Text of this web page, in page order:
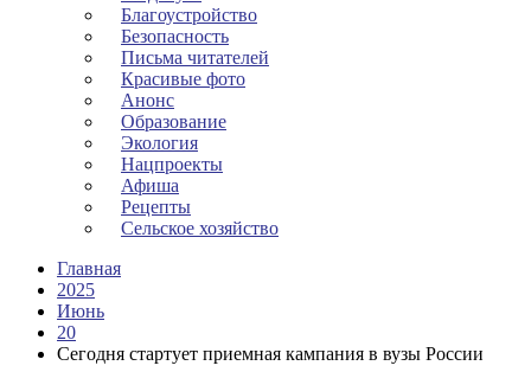
Благоустройство
Безопасность
Письма читателей
Красивые фото
Анонс
Образование
Экология
Нацпроекты
Афиша
Рецепты
Сельское хозяйство
Главная
2025
Июнь
20
Сегодня стартует приемная кампания в вузы России